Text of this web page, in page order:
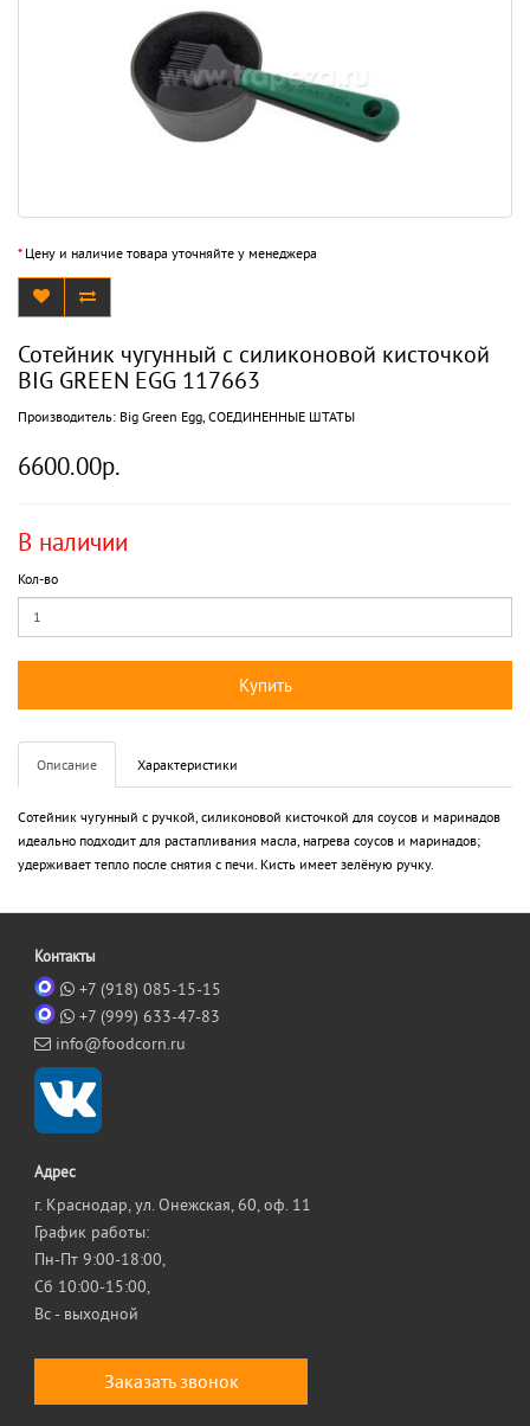
*Цену и наличие товара уточняйте у менеджера
Сотейник чугунный с силиконовой кисточкой
BIG GREEN EGG 117663
Производитель: Big Green Egg, СОЕДИНЕННЫЕ ШТАТЫ
6600.00р.
В наличии
Кол-во
Купить
Описание Характеристики
Сотейник чугунный с ручкой, силиконовой кисточкой для соусов и маринадов
идеально подходит для растапливания масла, нагрева соусов и маринадов;
удерживает тепло после снятия с печи. Кисть имеет зелёную ручку.
Контакты
+7 (918) 085-15-15
+7 (999) 633-47-83
info@foodcorn.ru
Адрес
г. Краснодар, ул. Онежская, 60, оф. 11
График работы:
Пн-Пт 9:00-18:00,
Сб 10:00-15:00,
Вс - выходной
Заказать звонок